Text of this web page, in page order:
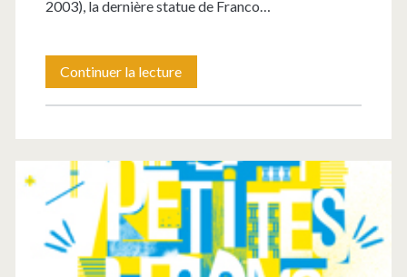
2003), la dernière statue de Franco…
Continuer la lectureConsentir
à
présence
public,
Un